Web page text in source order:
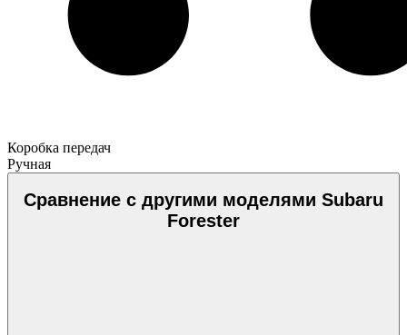
Коробка передач
Ручная
Сравнение с другими моделями Subaru
Forester